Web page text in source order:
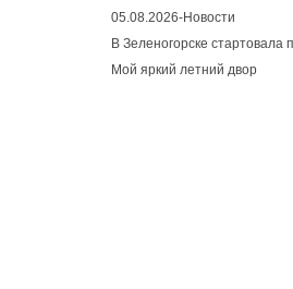
05.08.2026-Новости
В Зеленогорске стартовала
Мой яркий летний двор